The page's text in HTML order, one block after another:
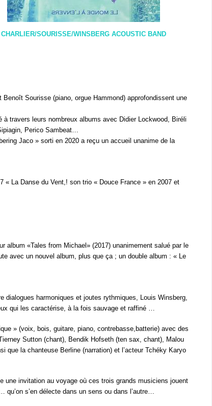
CHARLIER/SOURISSE/WINSBERG ACOUSTIC BAND
Sourisse (piano, orgue Hammond) approfondissent une
travers leurs nombreux albums avec Didier Lockwood, Biréli
Perico Sambeat…
Jaco » sorti en 2020 a reçu un accueil unanime de la
« La Danse du Vent,! son trio « Douce France » en 2007 et
album «Tales from Michael» (2017) unanimement salué par le
avec un nouvel album, plus que ça ; un double album : « Le
dialogues harmoniques et joutes rythmiques, Louis Winsberg,
qui les caractérise, à la fois sauvage et raffiné …
» (voix, bois, guitare, piano, contrebasse,batterie) avec des
Sutton (chant), Bendik Hofseth (ten sax, chant), Malou
que la chanteuse Berline (narration) et l’acteur Tchéky Karyo
une invitation au voyage où ces trois grands musiciens jouent
s’en délecte dans un sens ou dans l’autre…